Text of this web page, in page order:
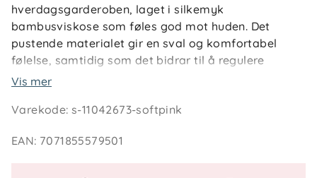
hverdagsgarderoben, laget i silkemyk
bambusviskose som føles god mot huden. Det
pustende materialet gir en sval og komfortabel
følelse, samtidig som det bidrar til å regulere
overskuddsvarme gjennom dagen. En longs som
plagg.
Den ekstra myke kvaliteten gjør longsen godt egnet
Vis mer
Varekode:s-11042673-softpink
EAN: 7071855579501